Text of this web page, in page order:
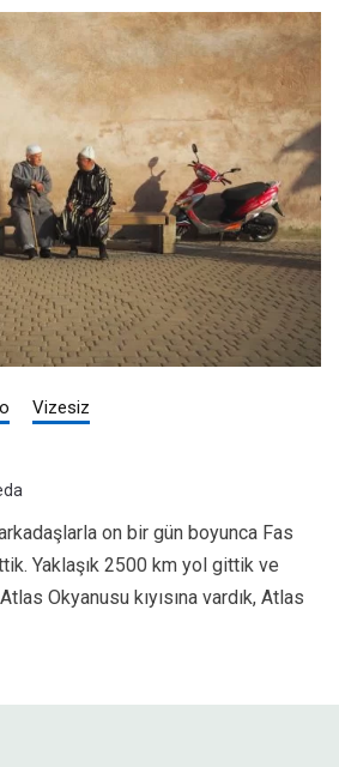
Vizesiz
on bir gün boyunca Fas
Yaklaşık 2500 km yol gittik ve
Okyanusu kıyısına vardık, Atlas